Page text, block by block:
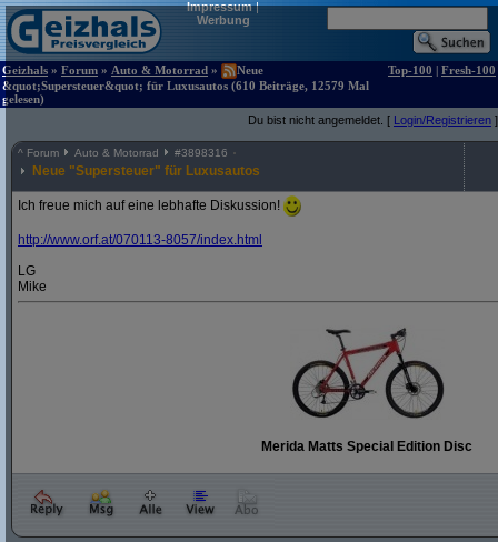
Impressum|
Werbung
Geizhals » Forum » Auto & Motorrad »
Neue
&quot;Supersteuer&quot; für Luxusautos (610 Beiträge, 12579 Mal
gelesen)
Top-100 | Fresh-100
Du bist nicht angemeldet. [ Login/Registrieren ]
^ Forum Auto & Motorrad #3898316
Neue "Supersteuer" für Luxusautos
Ich freue mich auf eine lebhafte Diskussion!
http://www.orf.at/070113-8057/index.html
LG
Mike
Merida Matts Special Edition Disc